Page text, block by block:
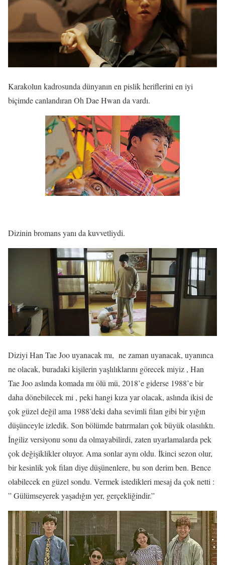
Karakolun kadrosunda dünyanın en pislik heriflerini en iyi
biçimde canlandıran Oh Dae Hwan da vardı.
Dizinin bromans yanı da kuvvetliydi.
Diziyi Han Tae Joo uyanacak mı, ne zaman uyanacak, uyanınca
ne olacak, buradaki kişilerin yaşlılıklarını görecek miyiz , Han
Tae Joo aslında komada mı ölü mü, 2018’e giderse 1988’e bir
daha dönebilecek mi , peki hangi kıza yar olacak, aslında ikisi de
çok güzel değil ama 1988’deki daha sevimli filan gibi bir yığın
düşünceyle izledik. Son bölümde batırmaları çok büyük olasılıktı.
İngiliz versiyonu sonu da olmayabilirdi, zaten uyarlamalarda pek
çok değişiklikler oluyor. Ama sonlar aynı oldu. İkinci sezon olur,
bir kesinlik yok filan diye düşünenlere, bu son derim ben. Bence
olabilecek en güzel sondu. Vermek istedikleri mesaj da çok netti :
” Gülümseyerek yaşadığın yer, gerçekliğindir.”